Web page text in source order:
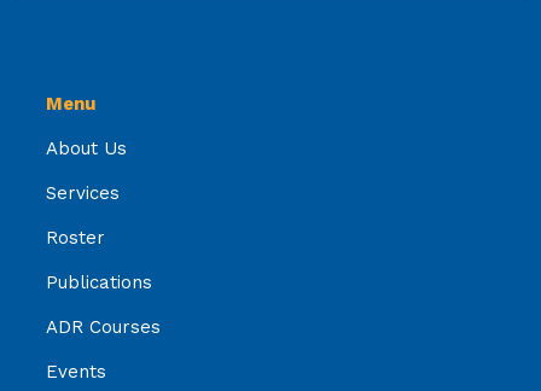
Menu
About Us
Services
Roster
Publications
ADR Courses
Events